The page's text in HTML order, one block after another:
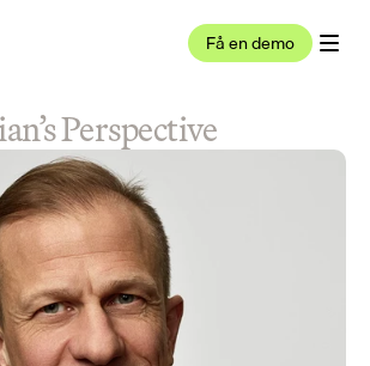
Få en demo
Perspective